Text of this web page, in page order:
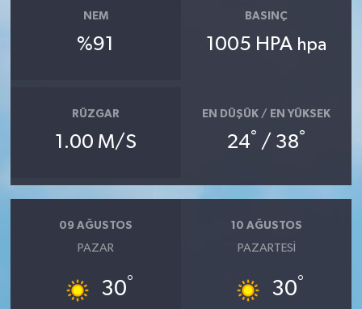
NEM
%91
BASINÇ
1005 HPA hpa
RÜZGAR
1.00 M/S
EN DÜŞÜK / EN YÜKSEK
24° / 38°
09 AĞUSTOS
PAZAR
30°
10 AĞUSTOS
PAZARTESI
30°